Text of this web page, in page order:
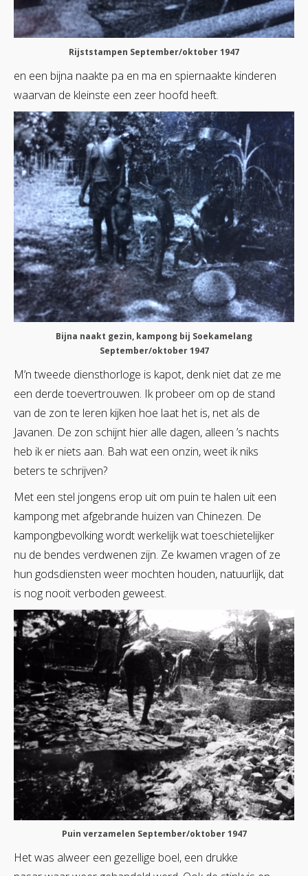
Rijststampen September/oktober 1947
en een bijna naakte pa en ma en spiernaakte kinderen
waarvan de kleinste een zeer hoofd heeft.
Bijna naakt gezin, kampong bij Soekamelang
September/oktober 1947
M’n tweede diensthorloge is kapot, denk niet dat ze me
een derde toevertrouwen. Ik probeer om op de stand
van de zon te leren kijken hoe laat het is, net als de
Javanen. De zon schijnt hier alle dagen, alleen ’s nachts
heb ik er niets aan. Bah wat een onzin, weet ik niks
beters te schrijven?
Met een stel jongens erop uit om puin te halen uit een
kampong met afgebrande huizen van Chinezen. De
kampongbevolking wordt werkelijk wat toeschietelijker
nu de bendes verdwenen zijn. Ze kwamen vragen of ze
hun godsdiensten weer mochten houden, natuurlijk, dat
is nog nooit verboden geweest.
Puin verzamelen September/oktober 1947
Het was alweer een gezellige boel, een drukke